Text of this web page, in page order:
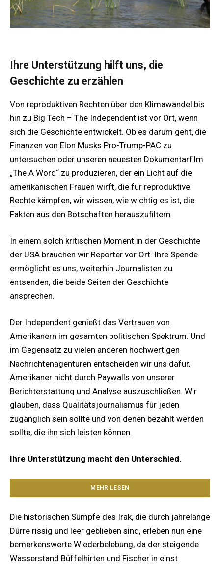
Ihre Unterstützung hilft uns, die
Geschichte zu erzählen
Von reproduktiven Rechten über den Klimawandel bis
hin zu Big Tech – The Independent ist vor Ort, wenn
sich die Geschichte entwickelt. Ob es darum geht, die
Finanzen von Elon Musks Pro-Trump-PAC zu
untersuchen oder unseren neuesten Dokumentarfilm
„The A Word“ zu produzieren, der ein Licht auf die
amerikanischen Frauen wirft, die für reproduktive
Rechte kämpfen, wir wissen, wie wichtig es ist, die
Fakten aus den Botschaften herauszufiltern.
In einem solch kritischen Moment in der Geschichte
der USA brauchen wir Reporter vor Ort. Ihre Spende
ermöglicht es uns, weiterhin Journalisten zu
entsenden, die beide Seiten der Geschichte
ansprechen.
Der Independent genießt das Vertrauen von
Amerikanern im gesamten politischen Spektrum. Und
im Gegensatz zu vielen anderen hochwertigen
Nachrichtenagenturen entscheiden wir uns dafür,
Amerikaner nicht durch Paywalls von unserer
Berichterstattung und Analyse auszuschließen. Wir
glauben, dass Qualitätsjournalismus für jeden
zugänglich sein sollte und von denen bezahlt werden
sollte, die ihn sich leisten können.
Ihre Unterstützung macht den Unterschied.
MEHR LESEN
Die historischen Sümpfe des Irak, die durch jahrelange
Dürre rissig und leer geblieben sind, erleben nun eine
bemerkenswerte Wiederbelebung, da der steigende
Wasserstand Büffelhirten und Fischer in einst